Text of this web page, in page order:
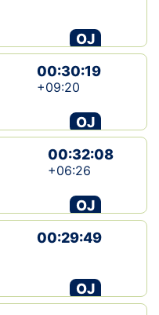
OJ
00:30:19
+09:20
OJ
00:32:08
+06:26
OJ
00:29:49
OJ